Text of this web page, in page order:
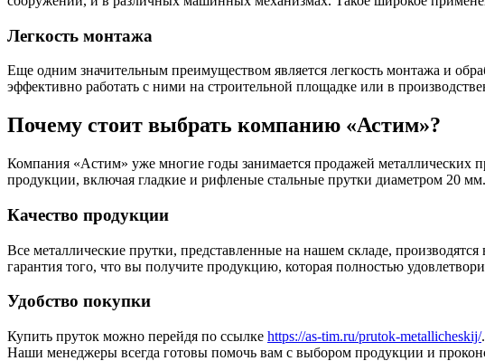
Легкость монтажа
Еще одним значительным преимуществом является легкость монтажа и
эффективно работать с ними на строительной площадке или в
Почему стоит выбрать компанию «Астим»?
Компания «Астим» уже многие годы занимается продажей металлических
продукции, включая гладкие и рифленые стальные прутки диаметром 20
Качество продукции
Все металлические прутки, представленные на нашем складе,
гарантия того, что вы получите продукцию, которая полностью
Удобство покупки
Купить пруток можно перейдя по ссылке https://as-tim.ru/prutok-metallicheskij/
Наши менеджеры всегда готовы помочь вам с выбором продукции и